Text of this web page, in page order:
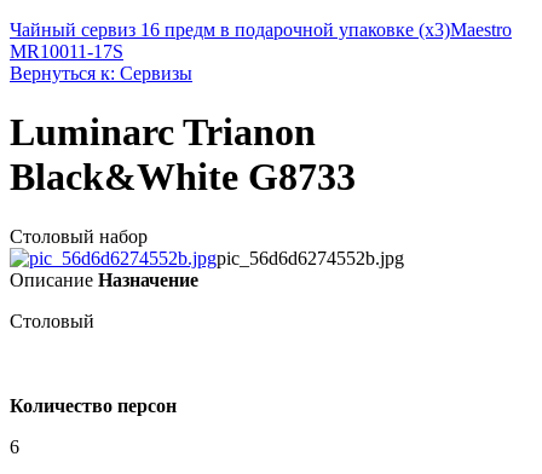
Чайный сервиз 16 предм в подарочной упаковке (х3)Maestro
MR10011-17S
Вернуться к: Сервизы
Luminarc Trianon
Black&White G8733
Столовый набор
pic_56d6d6274552b.jpg
Описание Назначение
Столовый
Количество персон
6